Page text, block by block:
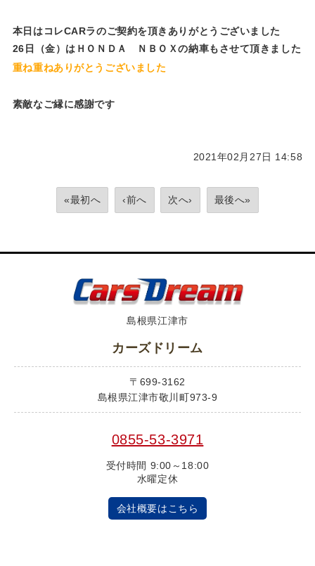
本日はコレCARラのご契約を頂きありがとうございました
26日（金）はＨＯＮＤＡ ＮＢＯＸの納車もさせて頂きました
重ね重ねありがとうございました
素敵なご縁に感謝です
2021年02月27日 14:58
«最初へ ‹前へ 次へ› 最後へ»
島根県江津市
カーズドリーム
〒699-3162
島根県江津市敬川町973-9
0855-53-3971
受付時間 9:00～18:00
水曜定休
会社概要はこちら